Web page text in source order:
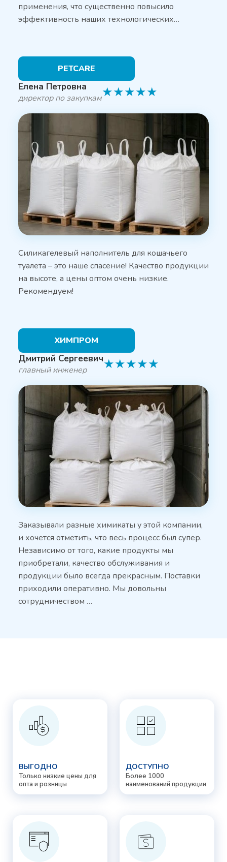
применения, что существенно повысило
эффективность наших технологических…
PETCARE
Елена Петровна
директор по закупкам★★★★★
Силикагелевый наполнитель для кошачьего
туалета – это наше спасение! Качество продукции
на высоте, а цены оптом очень низкие.
Рекомендуем!
ХИМПРОМ
Дмитрий Сергеевич
главный инженер ★★★★★
Заказывали разные химикаты у этой компании,
и хочется отметить, что весь процесс был супер.
Независимо от того, какие продукты мы
приобретали, качество обслуживания и
продукции было всегда прекрасным. Поставки
приходили оперативно. Мы довольны
сотрудничеством …
ВЫГОДНО
Только низкие цены для
опта и розницы
ДОСТУПНО
Более 1000
наименований продукции